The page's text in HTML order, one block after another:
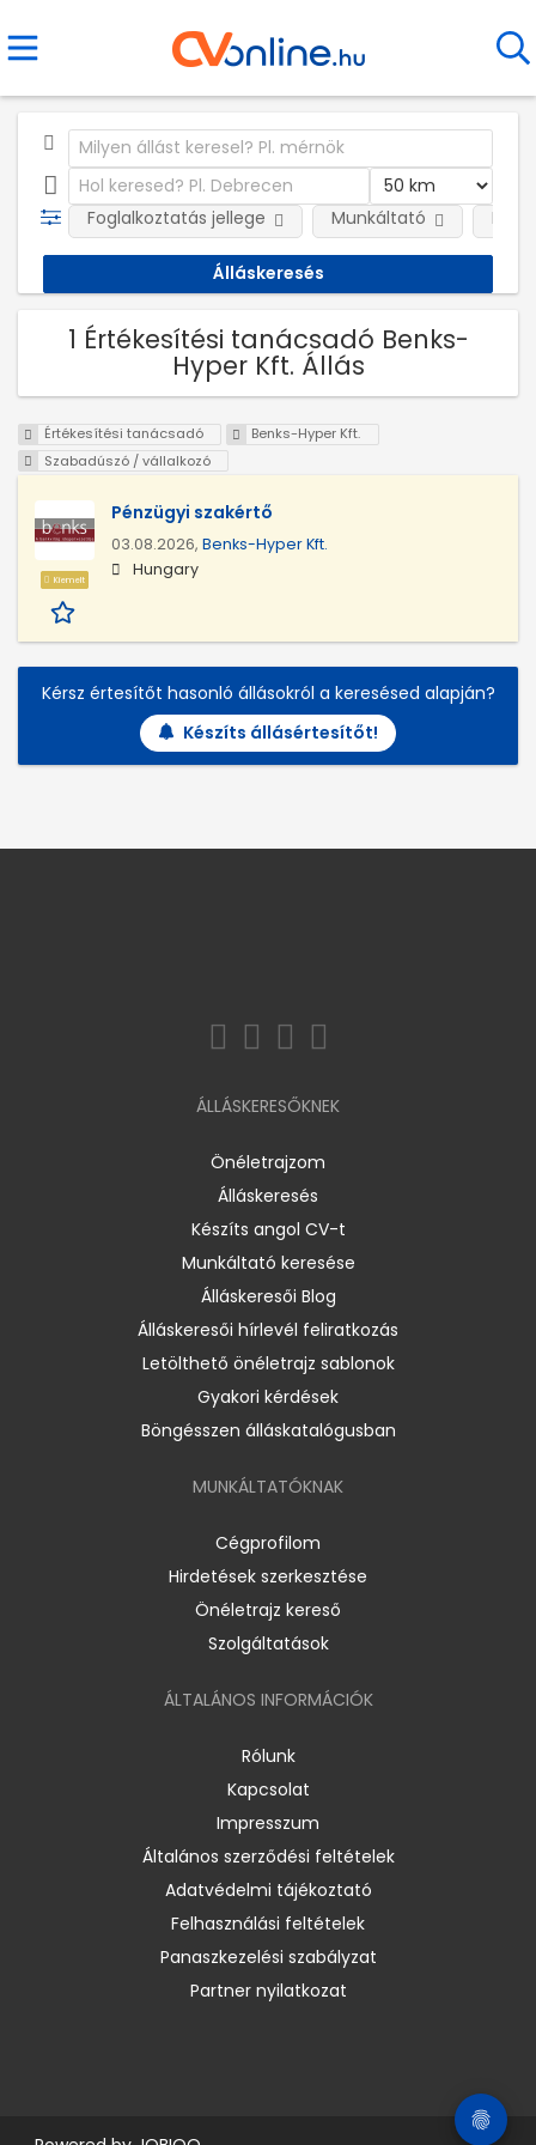
Foglalkoztatás jellege Munkáltató
1 Értékesítési tanácsadó Benks-
Hyper Kft. Állás
Értékesítési tanácsadó
Benks-Hyper Kft.
Szabadúszó / vállalkozó
Kiemelt
Pénzügyi szakértő
03.08.2026, Benks-Hyper Kft.
Hungary
Kérsz értesítőt hasonló állásokról a keresésed alapján?
Készíts állásértesítőt!
ÁLLÁSKERESŐKNEK
Önéletrajzom
Álláskeresés
Készíts angol CV-t
Munkáltató keresése
Álláskeresői Blog
Álláskeresői hírlevél feliratkozás
Letölthető önéletrajz sablonok
Gyakori kérdések
Böngésszen álláskatalógusban
MUNKÁLTATÓKNAK
Cégprofilom
Hirdetések szerkesztése
Önéletrajz kereső
Szolgáltatások
ÁLTALÁNOS INFORMÁCIÓK
Rólunk
Kapcsolat
Impresszum
Általános szerződési feltételek
Adatvédelmi tájékoztató
Felhasználási feltételek
Panaszkezelési szabályzat
Partner nyilatkozat